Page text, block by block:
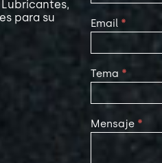
para su
Email *
Tema *
Mensaje *